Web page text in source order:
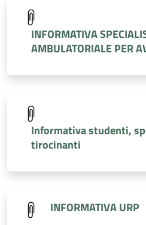
INFORMATIVA
AMBULATORIALE PER
Informativa studenti,
tirocinanti
INFORMATIVA URP